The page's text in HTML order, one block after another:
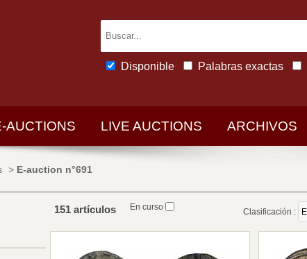
Disponible Palabras exactas
AUCTIONS LIVE AUCTIONS ARCHIVOS
> E-auction n°691
151 artículos En curso Clasificación :